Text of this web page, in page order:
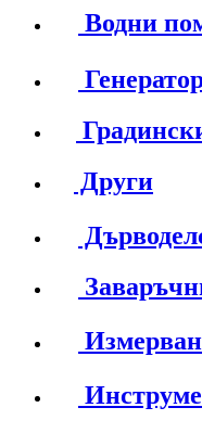
Водни
Други